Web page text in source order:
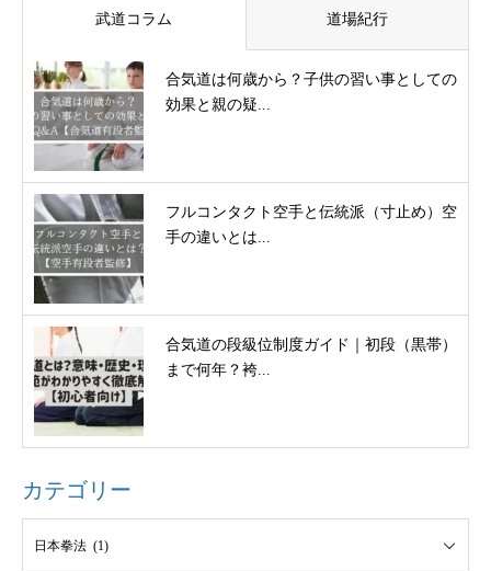
武道コラム 道場紀行
合気道は何歳から？子供の習い事としての
効果と親の疑...
フルコンタクト空手と伝統派（寸止め）空
手の違いとは...
合気道の段級位制度ガイド｜初段（黒帯）
まで何年？袴...
カテゴリー